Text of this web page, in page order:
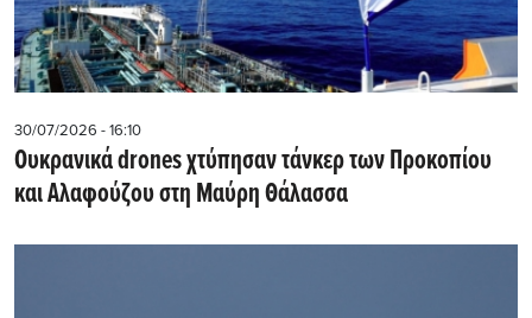
30/07/2026 - 16:10
Ουκρανικά drones χτύπησαν τάνκερ των Προκοπίου
και Αλαφούζου στη Μαύρη Θάλασσα